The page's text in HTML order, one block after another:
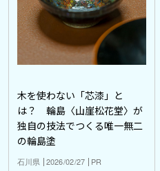
木を使わない「芯漆」と
は？ 輪島〈山崖松花堂〉が
独自の技法でつくる唯一無二
の輪島塗
石川県 2026/02/27 PR